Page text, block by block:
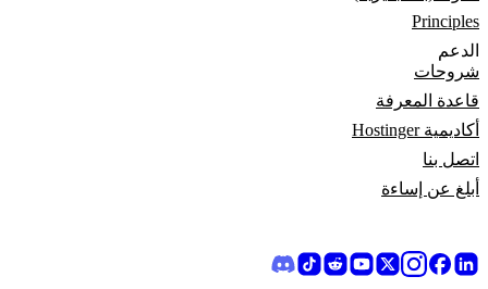
Principles
الدعم
شروحات
قاعدة المعرفة
أكاديمية Hostinger
اتصل بنا
أبلغ عن إساءة